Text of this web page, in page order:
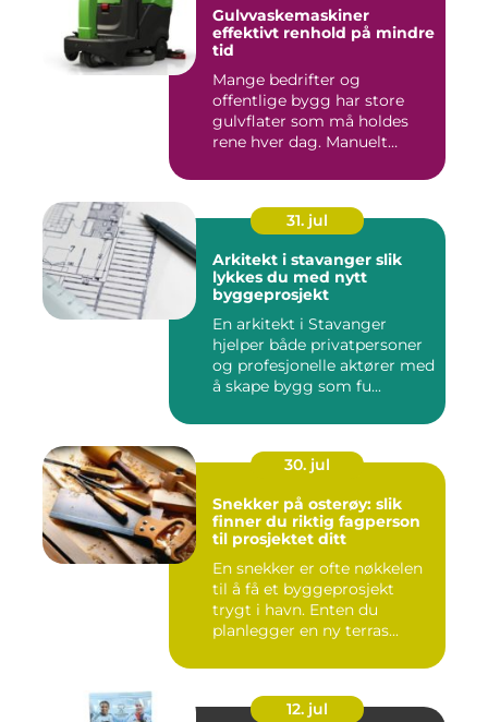
Gulvvaskemaskiner
effektivt renhold på mindre
tid
Mange bedrifter og
offentlige bygg har store
gulvflater som må holdes
rene hver dag. Manuelt
31. jul
Arkitekt i stavanger slik
lykkes du med nytt
byggeprosjekt
En arkitekt i Stavanger
hjelper både privatpersoner
og profesjonelle aktører med
å skape bygg som fu...
30. jul
Snekker på osterøy: slik
finner du riktig fagperson
til prosjektet ditt
En snekker er ofte nøkkelen
til å få et byggeprosjekt
trygt i havn. Enten du
planlegger en ny terras...
12. jul